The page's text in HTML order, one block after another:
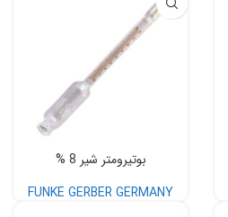
بوتیرومتر شیر 8 %
FUNKE GERBER GERMANY